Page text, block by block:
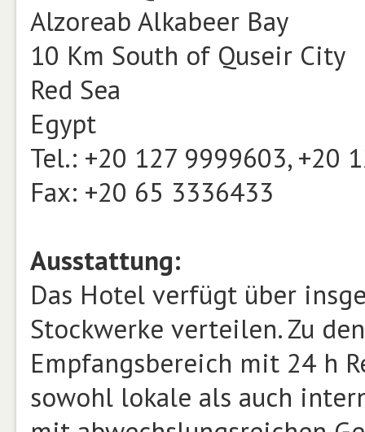
Alzoreab Alkabeer Bay
10 Km South of Quseir City
Red Sea
Egypt
Tel.: +20 127 9999603, +20
Fax: +20 65 3336433
Ausstattung:
Das Hotel verfügt über
Stockwerke verteilen. Zu
Empfangsbereich mit 24 h
sowohl lokale als auch